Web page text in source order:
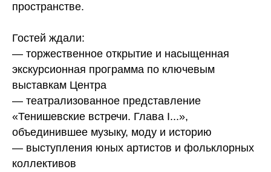
пространстве.
Гостей ждали:
— торжественное открытие и насыщенная
экскурсионная программа по ключевым
выставкам Центра
— театрализованное представление
«Тенишевские встречи. Глава I...»,
объединившее музыку, моду и историю
— выступления юных артистов и фольклорных
коллективов